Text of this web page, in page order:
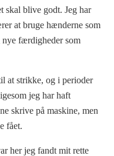
skal blive godt. Jeg har
at bruge hænderne som
nye færdigheder som
at strikke, og i perioder
jeg har haft
skrive på maskine, men
fået.
her jeg fandt mit rette